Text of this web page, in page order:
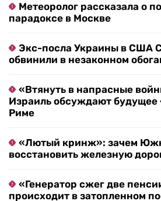
Метеоролог рассказала о
парадоксе в Москве
Экс-посла Украины в США
обвинили в незаконном
«Втянуть в напрасные
Израиль обсуждают будущее
Риме
«Лютый кринж»: зачем
восстановить железную
«Генератор сжег две
происходит в затопленном